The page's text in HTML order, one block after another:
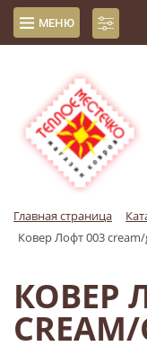
МЕНЮ
Главная страница
Ковер Лофт 003
КОВЕР